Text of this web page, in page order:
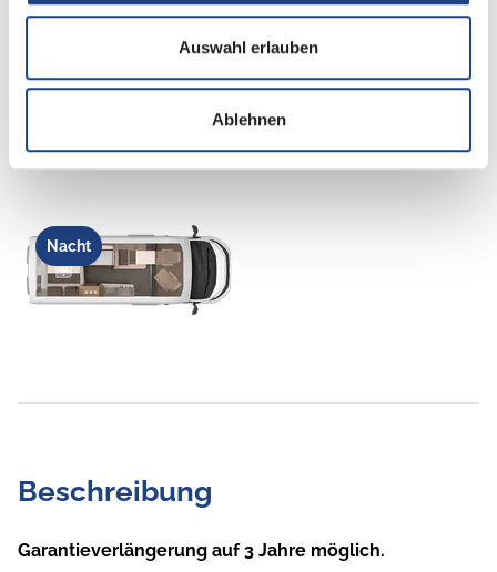
Auswahl erlauben
Ablehnen
Tag
Nacht
Beschreibung
Garantieverlängerung auf 3 Jahre möglich.